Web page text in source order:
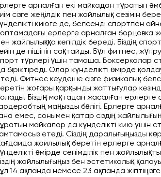
арналған екі майкадан тұратын
сізге жеңілдік пен жайлылық сезімін
киюге де, белсенді спортпен
ерлерге арналған борцовка
жайлылыққа кепілдік береді. Біздің
де пішінін сақтайды. Бұл фитнес,
түрлері үшін тамаша. Боксеркалар
біріктіреді. Олар күнделікті өмірде
Фитнес кеудеше сізге физикалық
жоғары қарқынды жаттығулар
Біздің мақтадан жасалған
маңызды бөлігі. Ерлерге
емес, сонымен қатар сіздің
майкалар да күнделікті кию үшін
етеді. Сіздің даралығыңызды
жайлылық беретін ерлерге
өмірде сенімділік пен
жайлылығыңыз бен эстетикалық
14 ақпанда немесе 23 ақпанда